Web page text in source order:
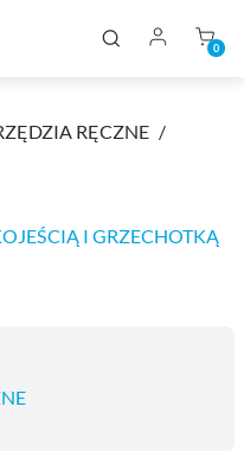
0
RĘCZNE
I GRZECHOTKĄ